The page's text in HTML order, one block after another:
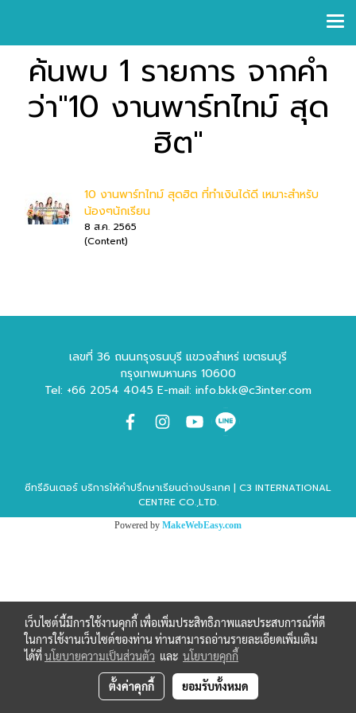
ค้นพบ 1 รายการ จากคำ
ว่า"10 งานพาร์ทไทม์ สุด
ฮิต"
10 งานพาร์ทไทม์ สุดฮิต ที่ทำเงินได้ดี เหมาะสำหรับ
น้องๆนักเรียน
8 ส.ค. 2565
(Content)
เลขที่ 36 ถนนกรุงธนบุรี แขวงสำเหร่ เขตธนบุรี
กรุงเทพมหานคร 10600
Tel: +66 2054 4045 E-mail: info.bkk@c3inter.com
ซีทรีอินเตอร์ บริการให้คำปรึกษาเรียนต่างประเทศ | C3 INTERNATIONAL
CENTRE CO.,LTD.
Powered by MakeWebEasy.com
เว็บไซต์นี้มีการใช้งานคุกกี้ เพื่อเพิ่มประสิทธิภาพและประสบการณ์ที่ดี
ในการใช้งานเว็บไซต์ของท่าน ท่านสามารถอ่านรายละเอียดเพิ่มเติม
ได้ที่นโยบายความเป็นส่วนตัว และ นโยบายคุกกี้
ตั้งค่าคุกกี้ ยอมรับทั้งหมด